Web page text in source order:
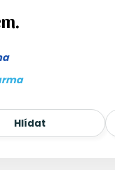
Hlídat